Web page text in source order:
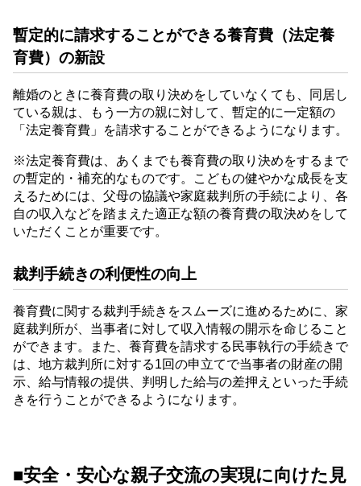
暫定的に請求することができる養育費（法定養
育費）の新設
離婚のときに養育費の取り決めをしていなくても、同居し
ている親は、もう一方の親に対して、暫定的に一定額の
「法定養育費」を請求することができるようになります。
※法定養育費は、あくまでも養育費の取り決めをするまで
の暫定的・補充的なものです。こどもの健やかな成長を支
えるためには、父母の協議や家庭裁判所の手続により、各
自の収入などを踏まえた適正な額の養育費の取決めをして
いただくことが重要です。
裁判手続きの利便性の向上
養育費に関する裁判手続きをスムーズに進めるために、家
庭裁判所が、当事者に対して収入情報の開示を命じること
ができます。また、養育費を請求する民事執行の手続きで
は、地方裁判所に対する1回の申立てで当事者の財産の開
示、給与情報の提供、判明した給与の差押えといった手続
きを行うことができるようになります。
■安全・安心な親子交流の実現に向けた見